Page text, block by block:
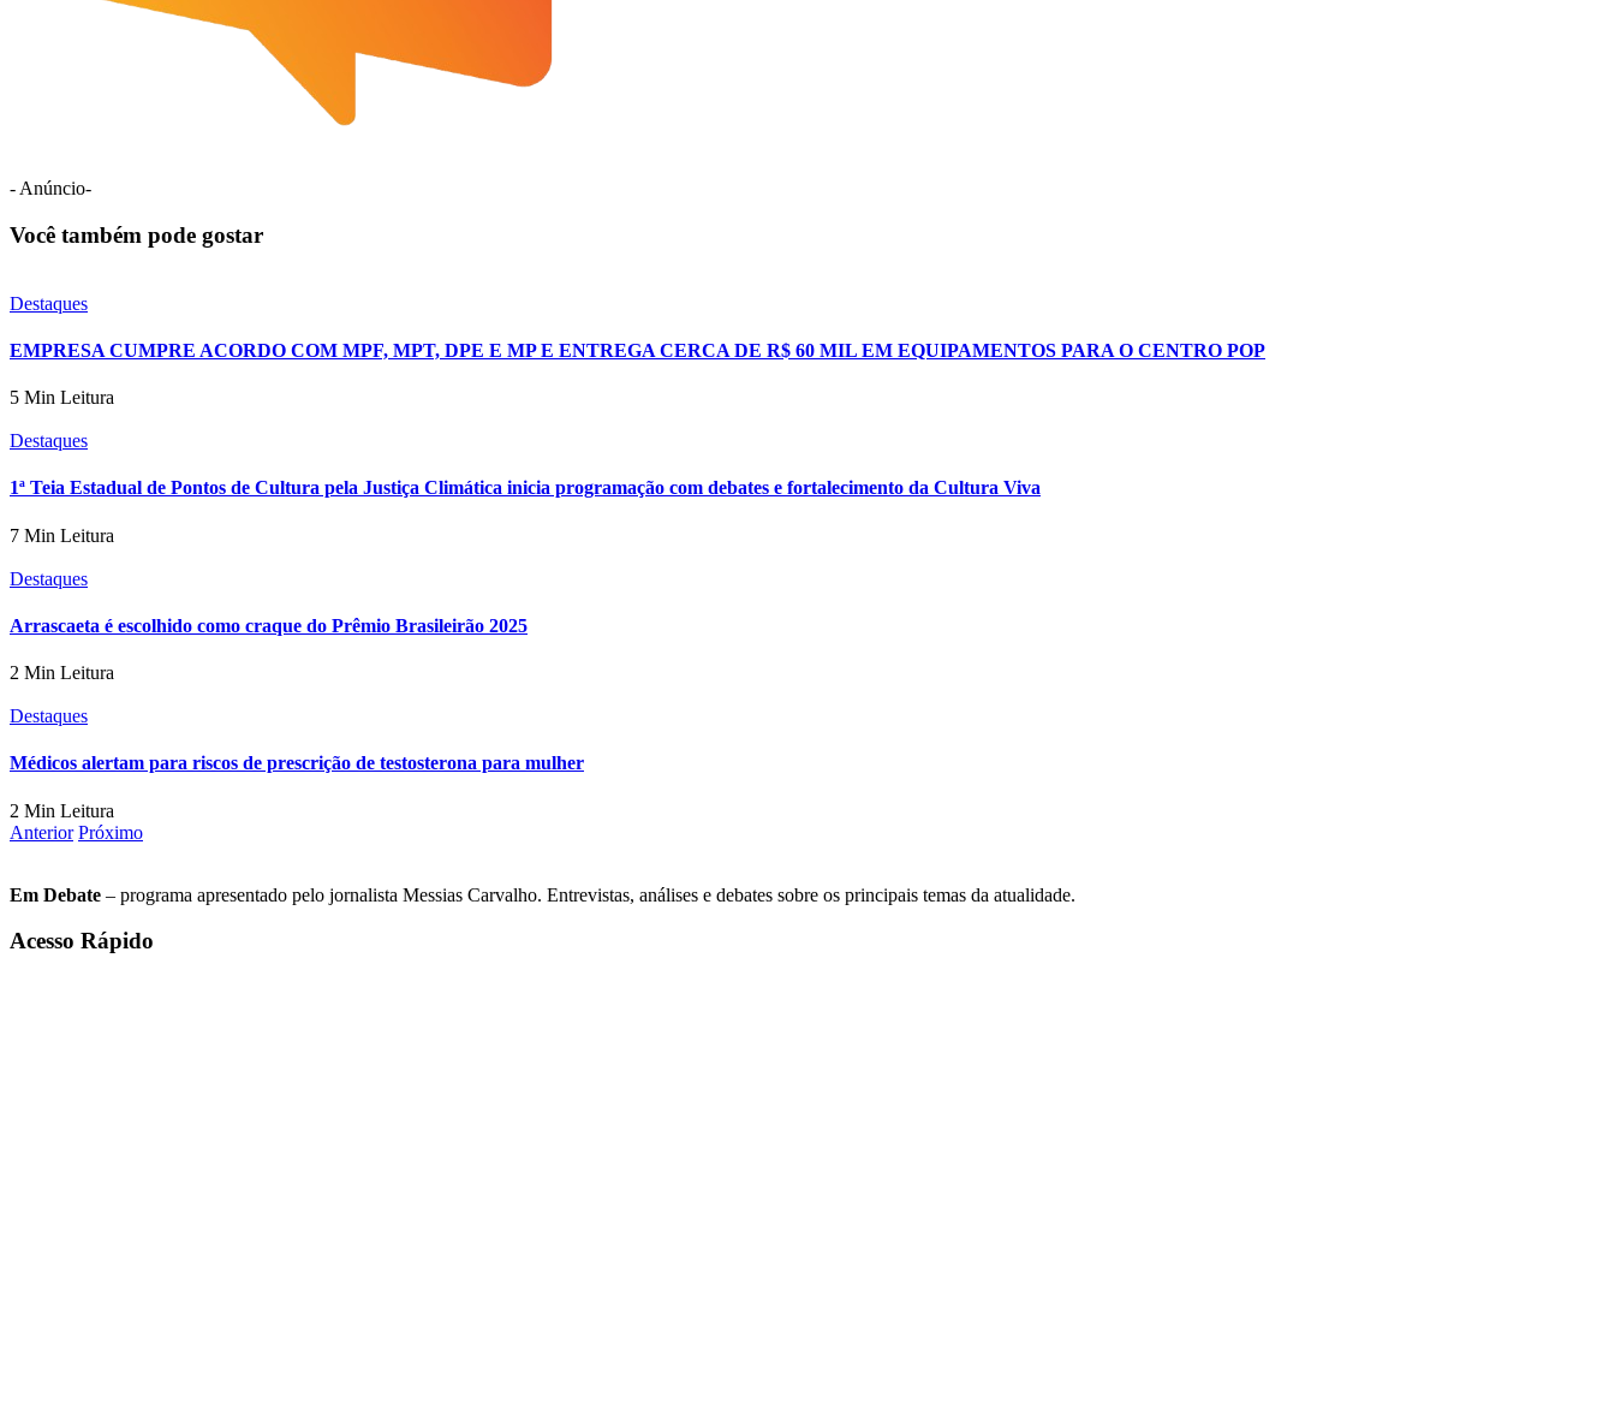
- Anúncio-
Você também pode gostar
Destaques
EMPRESA CUMPRE ACORDO COM MPF, MPT, DPE E MP E ENTREGA CERCA DE R$ 60 MIL EM EQUIPAMENTOS PARA O CENTRO POP
5 Min Leitura
Destaques
1ª Teia Estadual de Pontos de Cultura pela Justiça Climática inicia programação com debates e fortalecimento da Cultura Viva
7 Min Leitura
Destaques
Arrascaeta é escolhido como craque do Prêmio Brasileirão 2025
2 Min Leitura
Destaques
Médicos alertam para riscos de prescrição de testosterona para mulher
2 Min Leitura
Anterior Próximo
Em Debate – programa apresentado pelo jornalista Messias Carvalho. Entrevistas, análises e debates sobre os principais temas da atualidade.
Acesso Rápido